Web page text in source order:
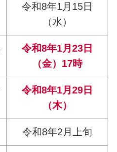
令和8年1月15日
（水）
令和8年1月23日
（金）17時
令和8年1月29日
（木）
令和8年2月上旬